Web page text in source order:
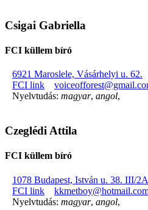
Csigai Gabriella
FCI küllem bíró
6921 Maroslele, Vásárhelyi u. 62.
FCI link
Nyelvtudás: magyar, angol,
Czeglédi Attila
FCI küllem bíró
1078 Budapest, István u. 38. III/2A
FCI link
Nyelvtudás: magyar, angol,